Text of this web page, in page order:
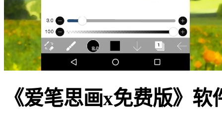
《爱笔思画x免费版》软